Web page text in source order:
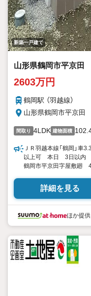
新築一戸建て
山形県鶴岡市平京田
2603万円
鶴岡駅 （羽越線）
山形県鶴岡市平京田
間取り 4LDK 建物面積
ＪＲ羽越本線「鶴岡」
以上可 本日 3日以内
鶴岡市平京田字屋敷廻
詳細を見る
ほか提供